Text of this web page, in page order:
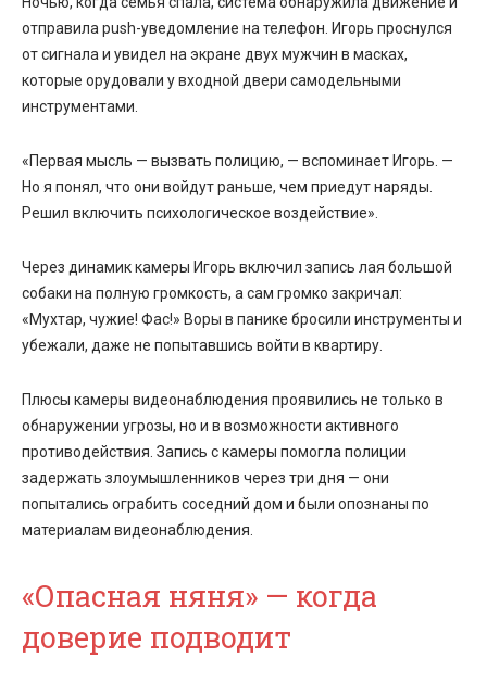
отправила push-уведомление на телефон. Игорь проснулся
от сигнала и увидел на экране двух мужчин в масках,
которые орудовали у входной двери самодельными
инструментами.
«Первая мысль — вызвать полицию, — вспоминает Игорь. —
Но я понял, что они войдут раньше, чем приедут наряды.
Решил включить психологическое воздействие».
Через динамик камеры Игорь включил запись лая большой
собаки на полную громкость, а сам громко закричал:
«Мухтар, чужие! Фас!» Воры в панике бросили инструменты и
убежали, даже не попытавшись войти в квартиру.
Плюсы камеры видеонаблюдения проявились не только в
обнаружении угрозы, но и в возможности активного
противодействия. Запись с камеры помогла полиции
задержать злоумышленников через три дня — они
попытались ограбить соседний дом и были опознаны по
материалам видеонаблюдения.
«Опасная няня» — когда
доверие подводит